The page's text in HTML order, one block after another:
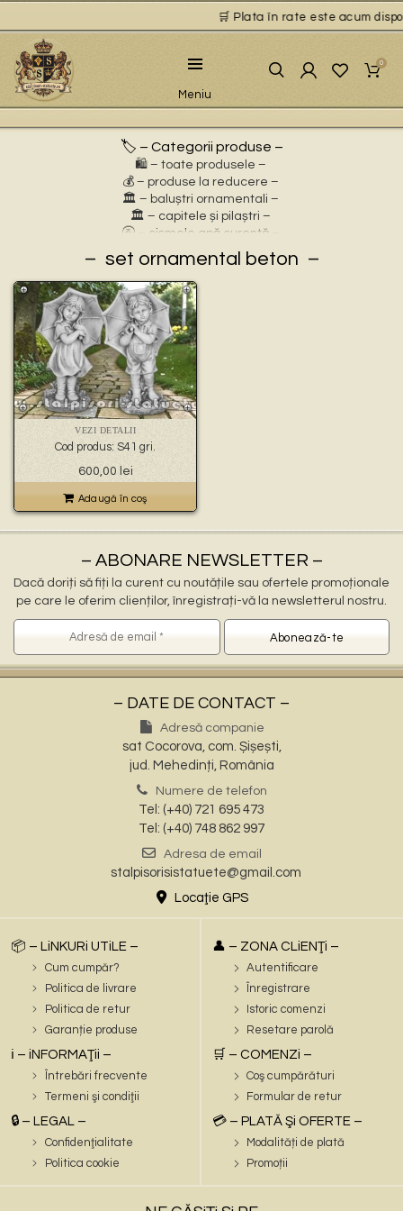
🛒 Plata în rate este acum
Meniu
0
🏷️ – Categorii produse –
🛍️ – toate produsele –
💰 – produse la reducere –
🏛 – baluștri ornamentali –
🏛 – capitele și pilaștri –
🚰 – cișmele apă curentă –
⛲ – fântâni arteziene –
🎀 – idei de cadouri –
🪴 – jardiniere cu personaje –
🌸 – jardiniere pentru flori –
🏗 – socluri și stative –
🦌 – statuete animale sălbatice –
🐕 – statuete animale domestice –
🧘 – statuete buddha –
🧺 – statuete cu coșulețe –
🐉 – statuete gargoyles –
👼 – statuete religioase și îngerași –
🦜 – statuete păsări –
💧 – statuete pentru fântâni –
🍄 – statuete pitici și troli –
🏺 – vaze pentru flori –
set ornamental beton
VEZI DETALII
Cod produs: S41 gri.
600,00 lei
Adaugă în coş
– ABONARE NEWSLETTER –
Dacă doriți să fiți la curent cu noutățile sau ofertele promoționale
pe care le oferim clienților, înregistrați-vă la newsletterul nostru.
– DATE DE CONTACT –
Adresă companie
sat Cocorova, com. Șișești,
jud. Mehedinți, România
Numere de telefon
Tel: (+40) 721 695 473
Tel: (+40) 748 862 997
Adresa de email
stalpisorisistatuete@gmail.com
Locaţie GPS
📦 – LiNKURi UTiLE –
Cum cumpăr?
Politica de livrare
Politica de retur
Garanție produse
ℹ️ – iNFORMAŢii –
Întrebări frecvente
Termeni şi condiţii
🔒 – LEGAL –
Confidenţialitate
Politica cookie
👤 – ZONA CLiENŢi –
Autentificare
Înregistrare
Istoric comenzi
Resetare parolă
🛒 – COMENZi –
Coş cumpărături
Formular de retur
💳 – PLATĂ Şi OFERTE –
Modalități de plată
Promoții